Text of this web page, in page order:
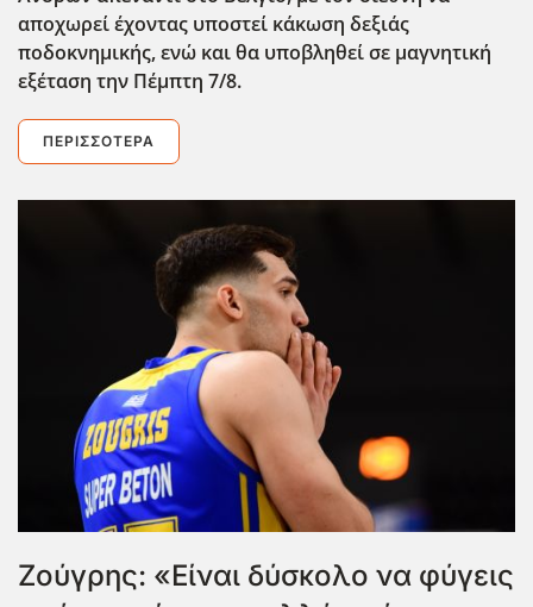
αποχωρεί έχοντας υποστεί κάκωση δεξιάς
ποδοκνημικής, ενώ και θα υποβληθεί σε μαγνητική
εξέταση την Πέμπτη 7/8.
ΠΕΡΙΣΣΌΤΕΡΑ
Ζούγρης: «Είναι δύσκολο να φύγεις